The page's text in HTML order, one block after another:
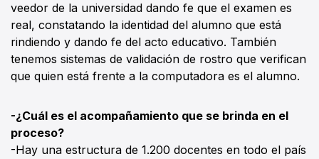
veedor de la universidad dando fe que el examen es
real, constatando la identidad del alumno que está
rindiendo y dando fe del acto educativo. También
tenemos sistemas de validación de rostro que verifican
que quien está frente a la computadora es el alumno.
-¿Cuál es el acompañamiento que se brinda en el
proceso?
-Hay una estructura de 1.200 docentes en todo el país